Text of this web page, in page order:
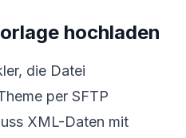
hochladen
die Datei
per SFTP
XML-Daten mit